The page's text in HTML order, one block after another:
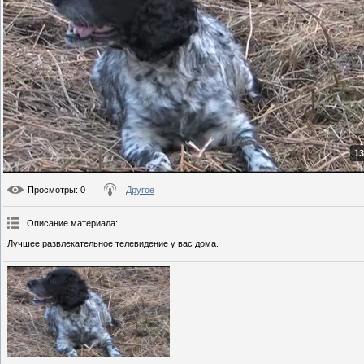
Просмотры: 0 Другое
Описание материала:
Лучшее развлекательное телевидение у вас дома.